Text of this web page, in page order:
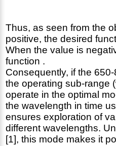
Thus, as seen from the
positive, the desired
When the value is
function .
Consequently, if the
the operating sub-range
operate in the optimal
the wavelength in time
ensures exploration of
different wavelengths.
[1], this mode makes it